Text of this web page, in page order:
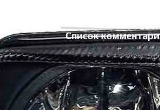
Список
Комментарии